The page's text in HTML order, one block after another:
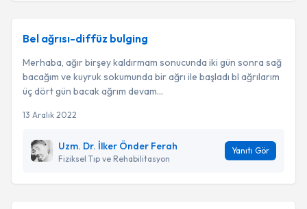
Bel ağrısı-diffüz bulging
Merhaba, ağır birşey kaldırmam sonucunda iki gün sonra sağ
bacağım ve kuyruk sokumunda bir ağrı ile başladı bl ağrılarım
üç dört gün bacak ağrım devam...
13 Aralık 2022
Uzm. Dr. İlker Önder Ferah
Fiziksel Tıp ve Rehabilitasyon
Yanıtı Gör